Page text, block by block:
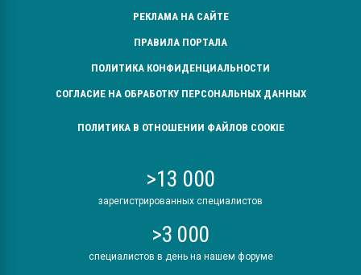
РЕКЛАМА НА САЙТЕ
ПРАВИЛА ПОРТАЛА
ПОЛИТИКА КОНФИДЕНЦИАЛЬНОСТИ
СОГЛАСИЕ НА ОБРАБОТКУ ПЕРСОНАЛЬНЫХ ДАННЫХ
ПОЛИТИКА В ОТНОШЕНИИ ФАЙЛОВ COOKIE
>13 000
зарегистрированных специалистов
>3 000
специалистов в день на нашем форуме